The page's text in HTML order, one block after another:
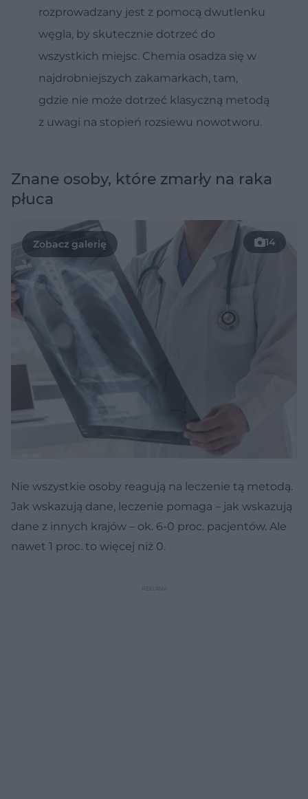
rozprowadzany jest z pomocą dwutlenku
węgla, by skutecznie dotrzeć do
wszystkich miejsc. Chemia osadza się w
najdrobniejszych zakamarkach, tam,
gdzie nie może dotrzeć klasyczną metodą
z uwagi na stopień rozsiewu nowotworu.
Znane osoby, które zmarły na raka
płuca
14
Nie wszystkie osoby reagują na leczenie tą metodą.
Jak wskazują dane, leczenie pomaga – jak wskazują
dane z innych krajów – ok. 6-0 proc. pacjentów. Ale
nawet 1 proc. to więcej niż 0.